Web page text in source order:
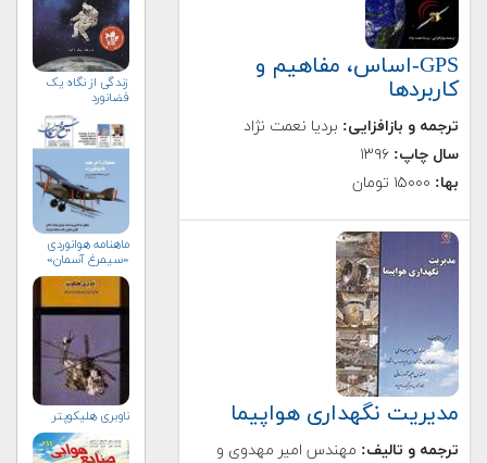
GPS-اساس، مفاهیم و
کاربردها
ترجمه و بازافزایی: بردیا نعمت نژاد
سال چاپ:
بها:
مدیریت نگهداری هواپیما
ترجمه و تالیف: مهندس امیر مهدوی و
زندگی از نگاه یک
فضانورد
ماهنامه هوانوردی
«سیمرغ آسمان»
ناوبری هلیكوپتر